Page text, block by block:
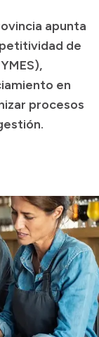
apunta
de
en
procesos